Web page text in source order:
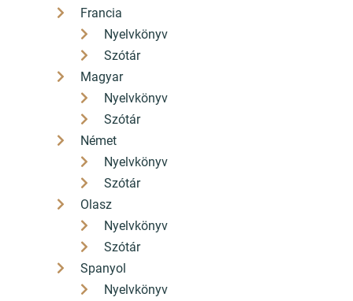
Francia
Nyelvkönyv
Szótár
Magyar
Nyelvkönyv
Szótár
Német
Nyelvkönyv
Szótár
Olasz
Nyelvkönyv
Szótár
Spanyol
Nyelvkönyv